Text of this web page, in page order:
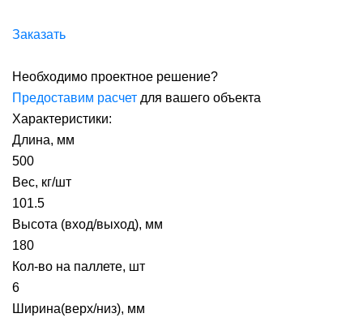
Заказать
Необходимо проектное решение?
Предоставим расчет для вашего объекта
Характеристики:
Длина, мм
500
Вес, кг/шт
101.5
Высота (вход/выход), мм
180
Кол-во на паллете, шт
6
Ширина(верх/низ), мм